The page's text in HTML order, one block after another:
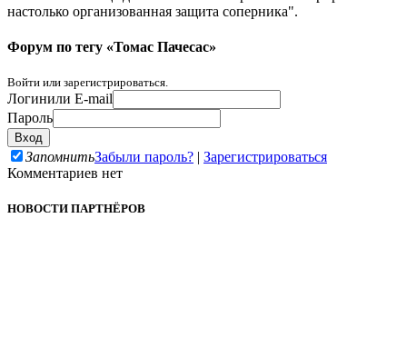
настолько организованная защита соперника".
Форум по тегу «Томас Пачесас»
Войти или зарегистрироваться.
Логинили E-mail
Пароль
ЗапомнитьЗабыли пароль? | Зарегистрироваться
Комментариев нет
НОВОСТИ ПАРТНЁРОВ